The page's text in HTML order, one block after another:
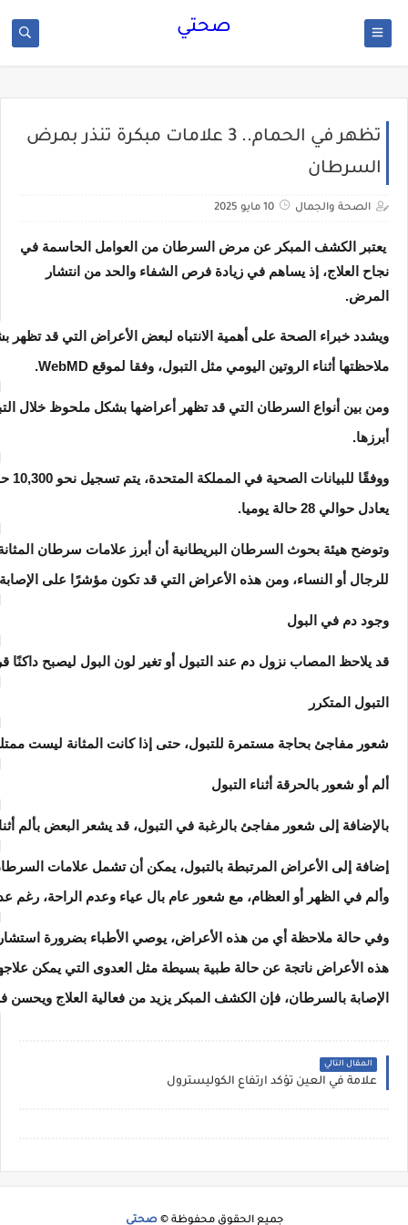
صحتي
تظهر في الحمام.. 3 علامات مبكرة تنذر بمرض
السرطان
الصحة والجمال 10 مايو 2025
يعتبر الكشف المبكر عن مرض السرطان من العوامل الحاسمة في
نجاح العلاج، إذ يساهم في زيادة فرص الشفاء والحد من انتشار
المرض.
ويشدد خبراء الصحة على أهمية الانتباه لبعض الأعراض التي قد
ملاحظتها أثناء الروتين اليومي مثل التبول، وفقا لموقع WebMD.
ومن بين أنواع السرطان التي قد تظهر أعراضها بشكل ملحوظ خلال
أبرزها.
يعادل حوالي 28 حالة يوميا.
وتوضح هيئة بحوث السرطان البريطانية أن أبرز علامات سرطان
للرجال أو النساء، ومن هذه الأعراض التي قد تكون مؤشرًا على
وجود دم في البول
قد يلاحظ المصاب نزول دم عند التبول أو تغير لون البول ليصبح داكنًا
التبول المتكرر
شعور مفاجئ بحاجة مستمرة للتبول، حتى إذا كانت المثانة ليست
ألم أو شعور بالحرقة أثناء التبول
بالإضافة إلى شعور مفاجئ بالرغبة في التبول، قد يشعر البعض بألم
إضافة إلى الأعراض المرتبطة بالتبول، يمكن أن تشمل علامات
وألم في الظهر أو العظام، مع شعور عام بال عياء وعدم الراحة،
وفي حالة ملاحظة أي من هذه الأعراض، يوصي الأطباء بضرورة
هذه الأعراض ناتجة عن حالة طبية بسيطة مثل العدوى التي يمكن
الإصابة بالسرطان، فإن الكشف المبكر يزيد من فعالية العلاج
المقال التالي
علامةً في العين تؤكد ارتفاع الكوليسترول
جميع الحقوق محفوظة © صحتي